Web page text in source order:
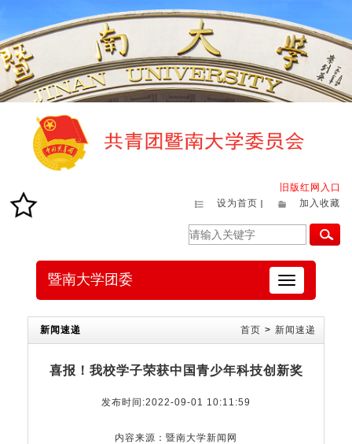
旧版红网入口
设为首页
加入收藏
切
换
航
暨南大学团委
新闻速递 首页 > 新闻速递
喜报！我校学子荣获中国青少年科技创新奖
发布时间:2022-09-01 10:11:59
内容来源：暨南大学新闻网